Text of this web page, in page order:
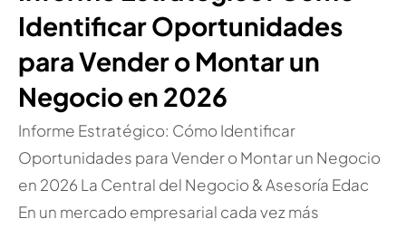
Identificar Oportunidades
para Vender o Montar un
Negocio en 2026
Informe Estratégico: Cómo Identificar
Oportunidades para Vender o Montar un Negocio
en 2026 La Central del Negocio & Asesoría Edac
En un mercado empresarial cada vez más